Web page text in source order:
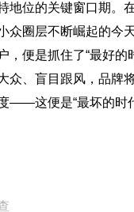
地位的关键窗口期。
众圈层不断崛起的今
，便是抓住了“最好的
众、盲目跟风，品牌
——这便是“最坏的时